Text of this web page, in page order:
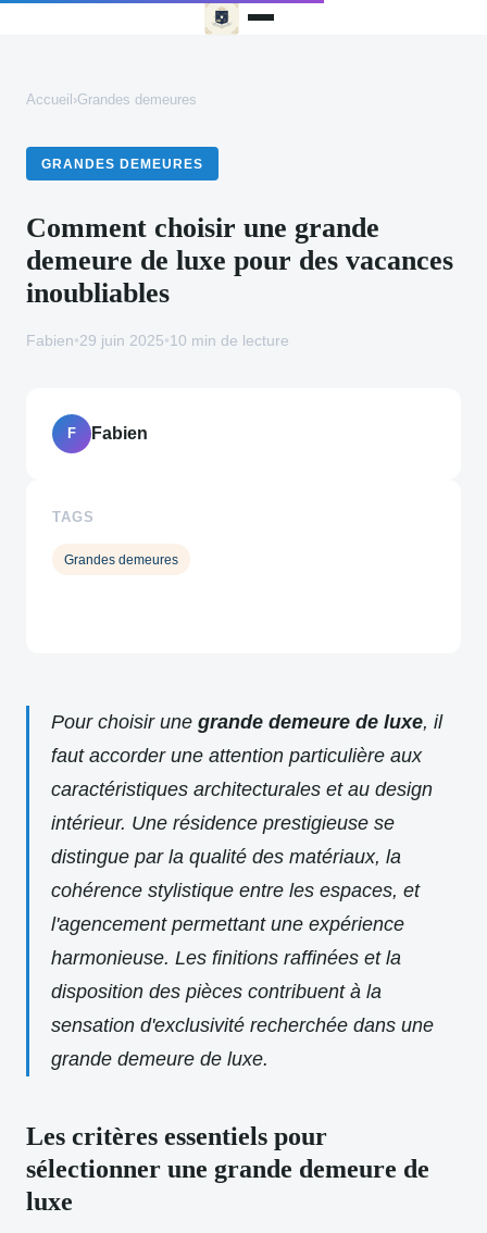
Accueil ›Grandes demeures
GRANDES DEMEURES
Comment choisir une grande
demeure de luxe pour des vacances
inoubliables
Fabien•29 juin 2025•10 min de lecture
Pour choisir une grande demeure de luxe, il
faut accorder une attention particulière aux
caractéristiques architecturales et au design
intérieur. Une résidence prestigieuse se
distingue par la qualité des matériaux, la
cohérence stylistique entre les espaces, et
l'agencement permettant une expérience
harmonieuse. Les finitions raffinées et la
disposition des pièces contribuent à la
sensation d'exclusivité recherchée dans une
grande demeure de luxe.
Les critères essentiels pour
sélectionner une grande demeure de
luxe
F Fabien
TAGS
Grandes demeures